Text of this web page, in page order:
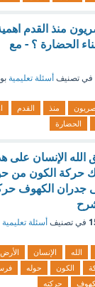
منذ القدم
الحضارة ؟ - مع
في تصنيف أسئلة تعليمية
منذ القدم
الحضارة
الله الإنسان على
حركة الكون من
الكهوف
في تصنيف أسئلة تعليمية
الله الإنسان
الأرض
الكون حوله
حركته